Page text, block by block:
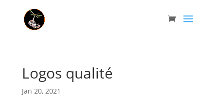
Logos qualité
Jan 20, 2021